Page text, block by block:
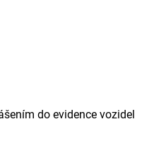
do evidence vozidel